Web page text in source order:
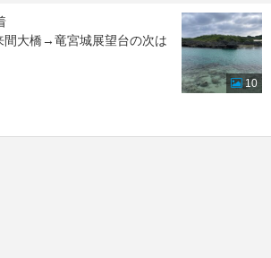
大橋→竜宮城展望台の次は
10